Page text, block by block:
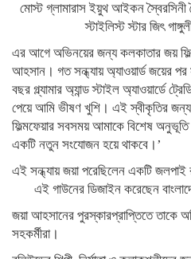
মোস্ট গ্লামারাস ইয়ুথ আইকন স্বৈরসিনী
স্টাইলিস্ট স্টার জিৎ
এর আগে অভিনয়ের জন্য কলকাতার জয়
আহসান। গত সন্ধ্যায় অ্যাওয়ার্ড জয়ের পর
বছর গ্ল্যামার অ্যান্ড স্টাইল অ্যাওয়ার্ডে
পেয়ে আমি ভীষণ খুশি। এই স্বীকৃতির জন্য
ফিল্মফেয়ার সবসময় আমাকে বিশেষ অনুভূতি
একটি নতুন সংযোজন হয়ে থাকবে।’
এই সন্ধ্যায় জয়া পরেছিলেন একটি জলপাই
এই গাউনের ডিজাইন করেছেন
জয়া আহসানের পুরস্কারপ্রাপ্তিতে তাকে
সহকর্মীরা।